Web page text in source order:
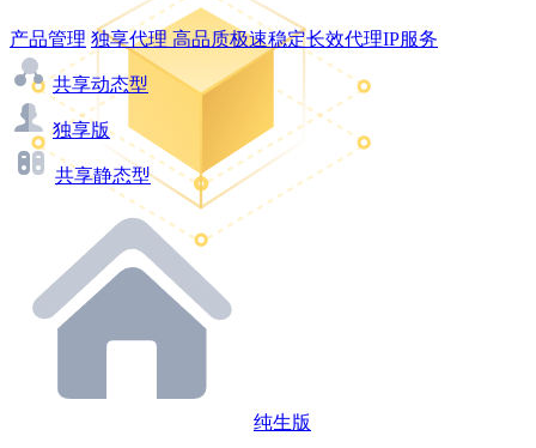
产品管理 独享代理 高品质极速稳定长效代理IP服务
共享动态型
独享版
共享静态型
纯生版